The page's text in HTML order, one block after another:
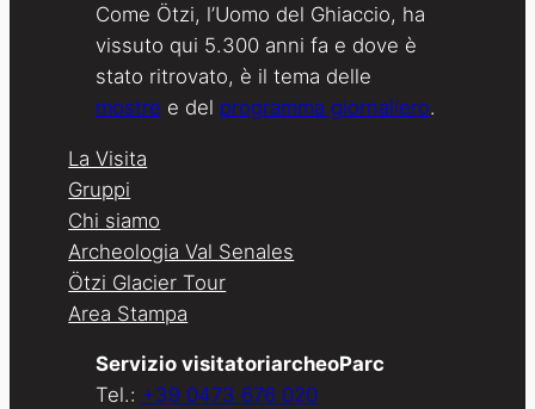
Come Ötzi, l’Uomo del Ghiaccio, ha
vissuto qui 5.300 anni fa e dove è
stato ritrovato, è il tema delle
mostre e del programma giornaliero.
La Visita
Gruppi
Chi siamo
Archeologia Val Senales
Ötzi Glacier Tour
Area Stampa
Servizio visitatoriarcheoParc
Tel.: +39 0473 676 020